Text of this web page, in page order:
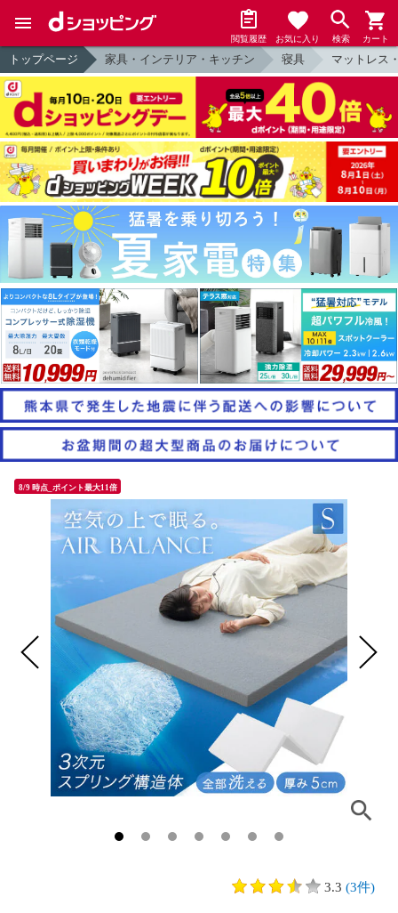
閲覧履歴 お気に入り 検索 カート
トップページ 家具・インテリア・キッチン 寝具 マットレス
8/9 時点_ポイント最大11倍
3.3 (3件)